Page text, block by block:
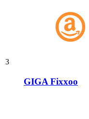
3
GIGA Fixxoo